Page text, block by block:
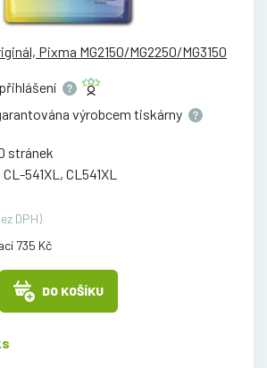
Pixma MG2150/MG2250/MG3150
přihlášení
výrobcem tiskárny
stránek
CL-541XL, CL541XL
DPH)
735 Kč
DO KOŠÍKU